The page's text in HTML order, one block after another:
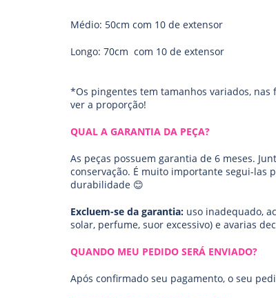
Médio: 50cm com 10 de extensor
Longo: 70cm com 10 de extensor
*Os pingentes tem tamanhos variados,
ver a proporção!
QUAL A GARANTIA DA PEÇA?
As peças possuem garantia de 6 meses.
conservação. É muito importante segui-las
durabilidade 😊
Excluem-se da garantia: uso inadequado,
solar, perfume, suor excessivo) e avarias
QUANDO MEU PEDIDO SERÁ ENVIADO?
Após confirmado seu pagamento, o seu